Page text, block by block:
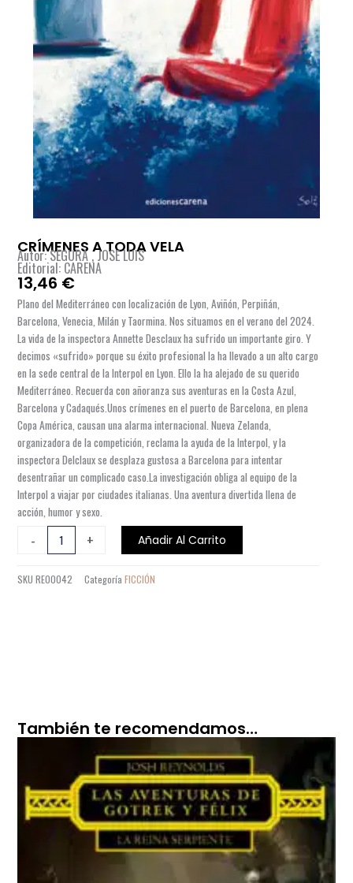
CRÍMENES A TODA VELA
Autor: SEGURA , JOSE LUIS
Editorial: CARENA
13,46 €
Plano del Mediterráneo con localización de Lyon, Aviñón, Perpiñán,
Barcelona, Venecia, Milán y Taormina. Nos situamos en el verano del 2024.
La vida de la inspectora Annette Desclaux ha sufrido un importante giro. Y
decimos «sufrido» porque su éxito profesional la ha llevado a un alto cargo
en la sede central de la Interpol en Lyon. Ello la ha alejado de su querido
Mediterráneo. Recuerda con añoranza sus aventuras en la Costa Azul,
Barcelona y Cadaqués.Unos crímenes en el puerto de Barcelona, en plena
Copa América, causan una alarma internacional. Nueva Zelanda,
organizadora de la competición, reclama la ayuda de la Interpol, y la
inspectora Delclaux se desplaza gustosa a Barcelona para intentar
desentrañar un complicado caso.La investigación obliga al equipo de la
Interpol a viajar por ciudades italianas. Una aventura divertida llena de
acción, humor y sexo.
-
VELA
+ Añadir Al Carrito
SKURE00042 Categoría FICCIÓN
También te recomendamos…